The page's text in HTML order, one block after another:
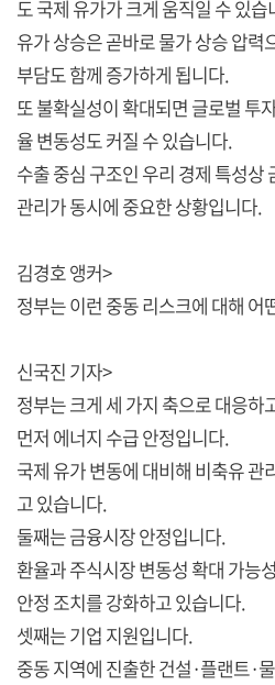
도 국제 유가가 크게 움직일 수 있습
유가 상승은 곧바로 물가 상승 압력
부담도 함께 증가하게 됩니다.
또 불확실성이 확대되면 글로벌 투
율 변동성도 커질 수 있습니다.
수출 중심 구조인 우리 경제 특성상
관리가 동시에 중요한 상황입니다.
김경호 앵커>
정부는 이런 중동 리스크에 대해 어
신국진 기자>
정부는 크게 세 가지 축으로 대응하
먼저 에너지 수급 안정입니다.
국제 유가 변동에 대비해 비축유 관
고 있습니다.
둘째는 금융시장 안정입니다.
환율과 주식시장 변동성 확대 가능
안정 조치를 강화하고 있습니다.
셋째는 기업 지원입니다.
중동 지역에 진출한 건설·플랜트·